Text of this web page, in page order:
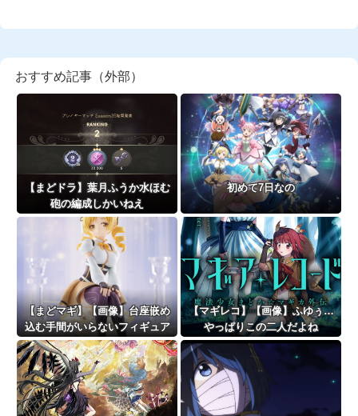
おすすめ記事（外部）
【まどドラ】葉月ふうか水ほむ
砲の編成しかいねえ
初めて7日なの
【まどマギ】【画像】台座嵌め
込む手間がいらないフィギュア
っていいなと思うこの頃
【マギレコ】【画像】ふゆぅ…
やっぱりこの二人だよね